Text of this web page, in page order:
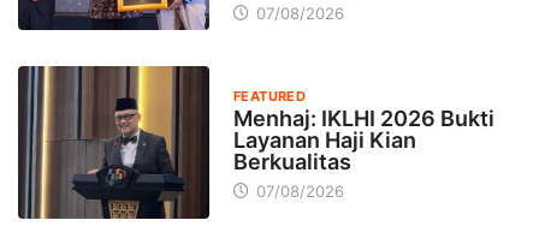
07/08/2026
FEATURED
Menhaj: IKLHI 2026 Bukti
Layanan Haji Kian
Berkualitas
07/08/2026